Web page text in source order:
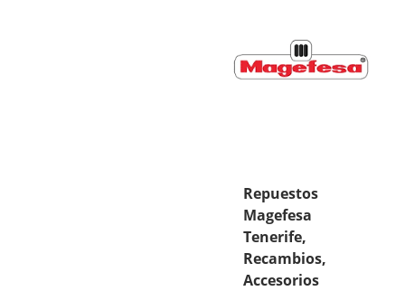
Repuestos
Magefesa
Tenerife,
Recambios,
Accesorios